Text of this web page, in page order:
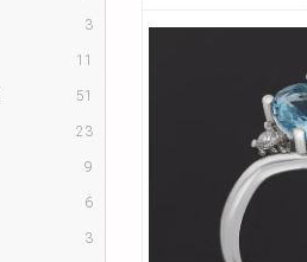
3
11
51
23
9
6
3